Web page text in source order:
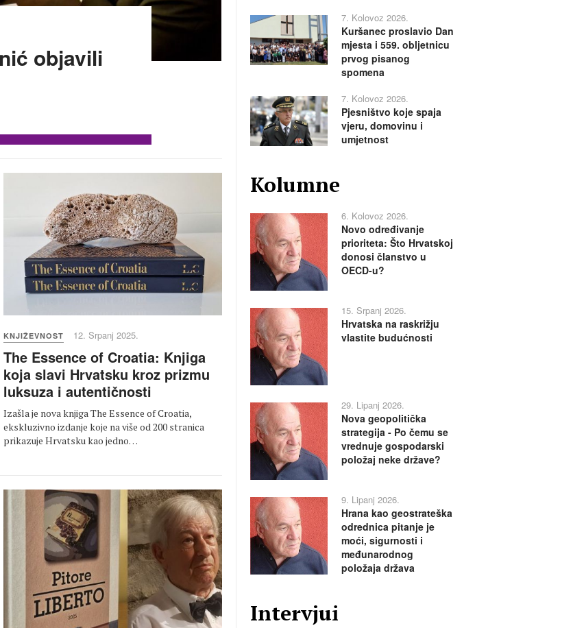
objavili
KNJIŽEVNOST 12. Srpanj 2025.
The Essence of Croatia: Knjiga
koja slavi Hrvatsku kroz prizmu
luksuza i autentičnosti
Izašla je nova knjiga The Essence of Croatia,
ekskluzivno izdanje koje na više od 200 stranica
prikazuje Hrvatsku kao jedno…
7. Kolovoz 2026.
Kuršanec proslavio Dan
mjesta i 559. obljetnicu
prvog pisanog
spomena
7. Kolovoz 2026.
Pjesništvo koje spaja
vjeru, domovinu i
umjetnost
Kolumne
6. Kolovoz 2026.
Novo određivanje
prioriteta: Što Hrvatskoj
donosi članstvo u
OECD-u?
15. Srpanj 2026.
Hrvatska na raskrižju
vlastite budućnosti
29. Lipanj 2026.
Nova geopolitička
strategija - Po čemu se
vrednuje gospodarski
položaj neke države?
9. Lipanj 2026.
Hrana kao geostrateška
odrednica pitanje je
moći, sigurnosti i
međunarodnog
položaja država
Intervjui